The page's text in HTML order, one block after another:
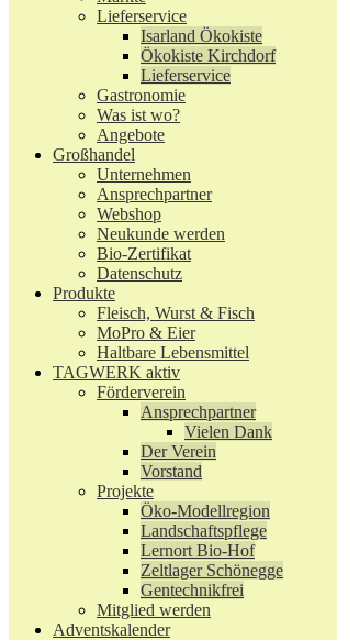
Lieferservice
Isarland Ökokiste
Ökokiste Kirchdorf
Lieferservice
Gastronomie
Was ist wo?
Angebote
Großhandel
Unternehmen
Ansprechpartner
Webshop
Neukunde werden
Bio-Zertifikat
Datenschutz
Produkte
Fleisch, Wurst & Fisch
MoPro & Eier
Haltbare Lebensmittel
TAGWERK aktiv
Förderverein
Ansprechpartner
Vielen Dank
Der Verein
Vorstand
Projekte
Öko-Modellregion
Landschaftspflege
Lernort Bio-Hof
Zeltlager Schönegge
Gentechnikfrei
Mitglied werden
Adventskalender